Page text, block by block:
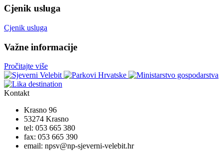
Cjenik usluga
Cjenik usluga
Važne informacije
Pročitajte više
Kontakt
Krasno 96
53274 Krasno
tel: 053 665 380
fax: 053 665 390
email: npsv@np-sjeverni-velebit.hr